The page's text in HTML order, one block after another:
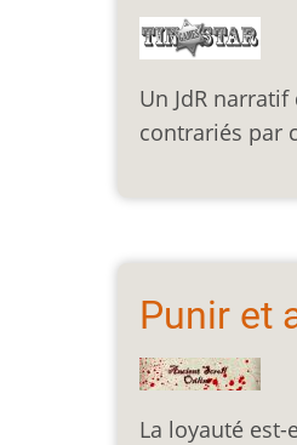
Un JdR
contrariés par
Punir et
La loyauté